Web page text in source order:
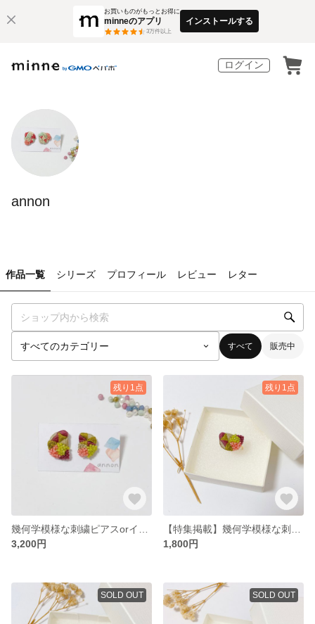
お買いものがもっとお得に
minneのアプリ
3万件以上
インストールする
ログイン
annon
作品一覧 シリーズ プロフィール レビュー レター
すべて 販売中
残り1点
3,200円
残り1点
1,800円
SOLD OUT SOLD OUT